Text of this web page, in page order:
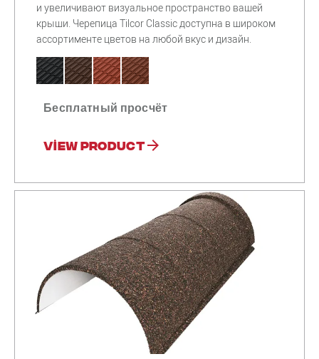
и увеличивают визуальное пространство вашей
крыши. Черепица Tilcor Classic доступна в широком
ассортименте цветов на любой вкус и дизайн.
Бесплатный просчёт
View product